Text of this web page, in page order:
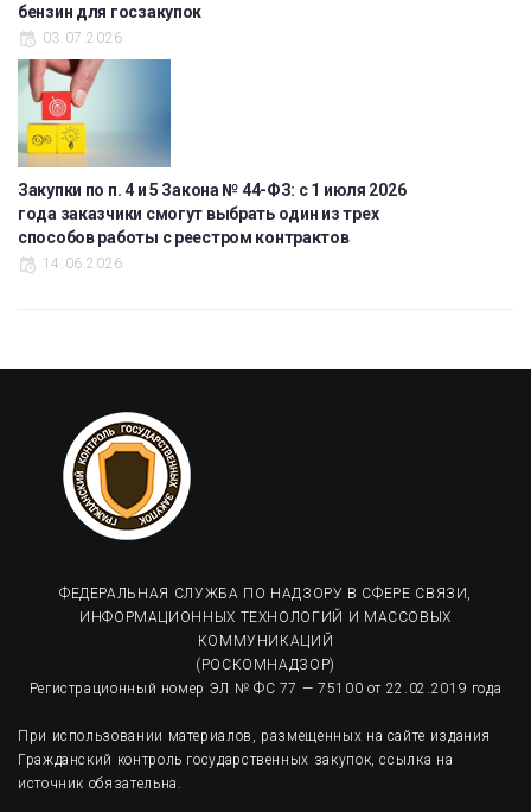
бензин для госзакупок
03.07.2026
Закупки по п. 4 и 5 Закона № 44-ФЗ: с 1 июля 2026
года заказчики смогут выбрать один из трех
способов работы с реестром контрактов
14.06.2026
ФЕДЕРАЛЬНАЯ СЛУЖБА ПО НАДЗОРУ В СФЕРЕ СВЯЗИ,
ИНФОРМАЦИОННЫХ ТЕХНОЛОГИЙ И МАССОВЫХ
КОММУНИКАЦИЙ
(РОСКОМНАДЗОР)
Регистрационный номер ЭЛ № ФС 77 — 75100 от 22.02.2019 года
При использовании материалов, размещенных на сайте издания
Гражданский контроль государственных закупок, ссылка на
источник обязательна.